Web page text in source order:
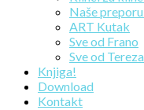
Naše
ART Kutak
Sve od Frano
Sve od Tereza
Knjiga!
Download
Kontakt